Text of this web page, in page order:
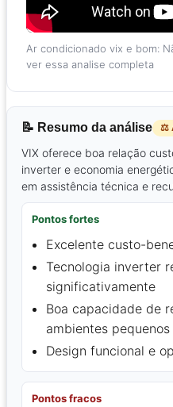
Ar condicionado vix e bom:
ver essa analise completa
📝 Resumo da análise ⚖️
VIX oferece boa relação
inverter e economia
em assistência técnica e
Pontos fortes
Excelente custo-
Tecnologia inverter
significativamente
Boa capacidade de
ambientes
Design funcional e
Pontos fracos